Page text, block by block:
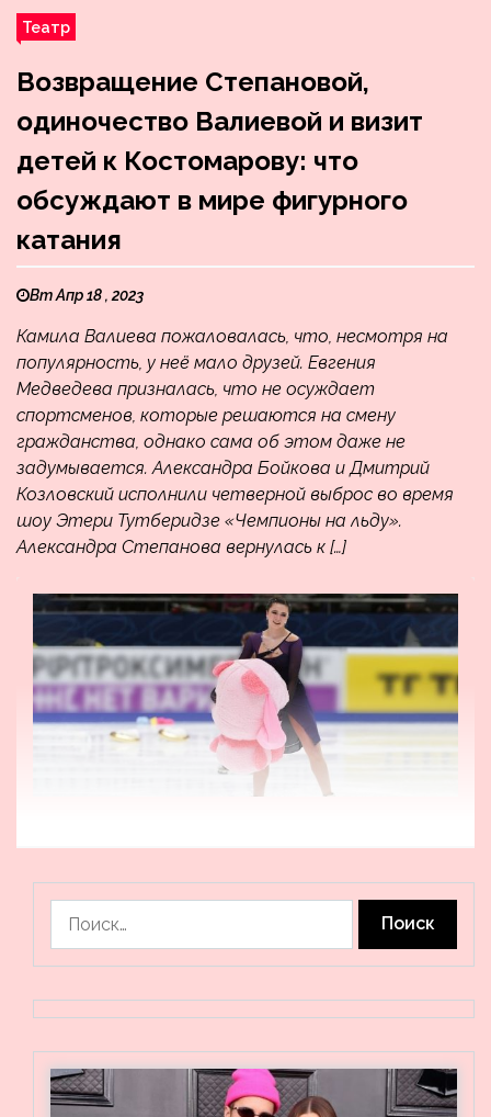
Театр
Возвращение Степановой,
одиночество Валиевой и визит
детей к Костомарову: что
обсуждают в мире фигурного
катания
Вт Апр 18 , 2023
Камила Валиева пожаловалась, что, несмотря на
популярность, у неё мало друзей. Евгения
Медведева призналась, что не осуждает
спортсменов, которые решаются на смену
гражданства, однако сама об этом даже не
задумывается. Александра Бойкова и Дмитрий
Козловский исполнили четверной выброс во время
шоу Этери Тутберидзе «Чемпионы на льду».
Александра Степанова вернулась к […]